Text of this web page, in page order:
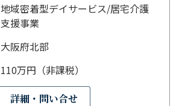
地域密着型デイサービス/居宅介護
支援事業
大阪府北部
110万円（非課税）
詳細・問い合せ